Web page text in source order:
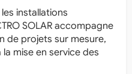
installations
SOLAR accompagne
de projets sur mesure,
mise en service des